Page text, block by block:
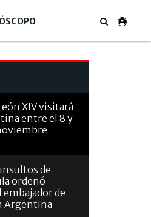
XIV visitará
entre el 8 y
de
ordenó
de
Argentina